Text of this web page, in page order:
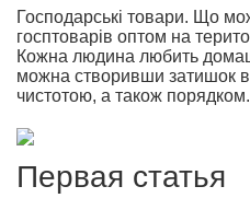
Господарські товари. Що
госптоварів оптом на
Кожна людина любить
можна створивши затишок в
чистотою, а також
Первая статья